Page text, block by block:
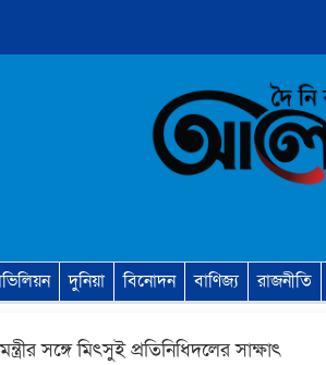
দুনিয়া বিনোদন বাণিজ্য রাজনীতি
সঙ্গে মিৎসুই প্রতিনিধিদলের সাক্ষাৎ